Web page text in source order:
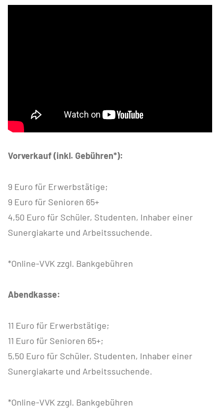
Vorverkauf (inkl. Gebühren*):
9 Euro für Erwerbstätige;
9 Euro für Senioren 65+
4,50 Euro für Schüler, Studenten, Inhaber einer
Sunergiakarte und Arbeitssuchende.
*Online-VVK zzgl. Bankgebühren
Abendkasse:
11 Euro für Erwerbstätige;
11 Euro für Senioren 65+;
5,50 Euro für Schüler, Studenten, Inhaber einer
Sunergiakarte und Arbeitssuchende.
*Online-VVK zzgl. Bankgebühren